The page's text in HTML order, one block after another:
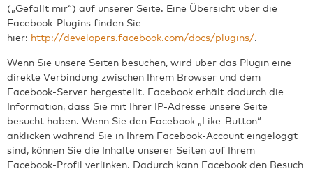
(„Gefällt mir“) auf unserer Seite. Eine Übersicht über die
Facebook-Plugins finden Sie
hier: http://developers.facebook.com/docs/plugins/.
Wenn Sie unsere Seiten besuchen, wird über das Plugin eine
direkte Verbindung zwischen Ihrem Browser und dem
Facebook-Server hergestellt. Facebook erhält dadurch die
Information, dass Sie mit Ihrer IP-Adresse unsere Seite
besucht haben. Wenn Sie den Facebook „Like-Button“
anklicken während Sie in Ihrem Facebook-Account eingeloggt
sind, können Sie die Inhalte unserer Seiten auf Ihrem
Facebook-Profil verlinken. Dadurch kann Facebook den Besuch